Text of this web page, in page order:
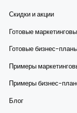
Скидки и акции
Готовые
Готовые бизнес-
Примеры
Примеры бизнес-
Блог